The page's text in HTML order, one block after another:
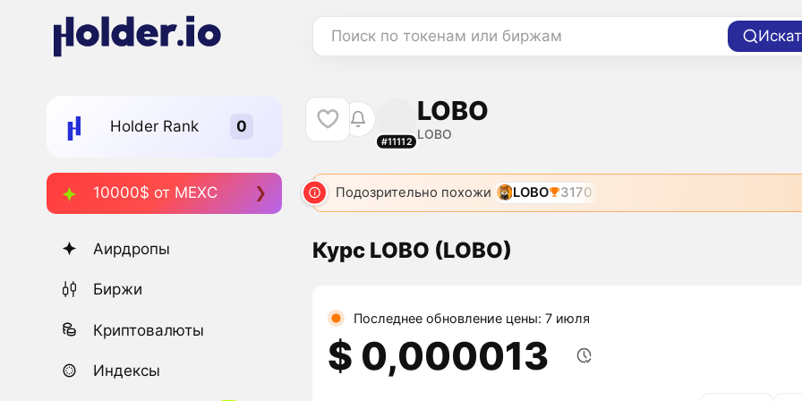
Поиск по токенам или биржам
Holder Rank
10000$ от MEXC
Аирдропы
Биржи
Криптовалюты
Индексы
#11112
LOBO
LOBO
Подозрительно похожи LOBO 3170
Курс LOBO (LOBO)
Последнее обновление цены: 7 июля
$ 0,000013